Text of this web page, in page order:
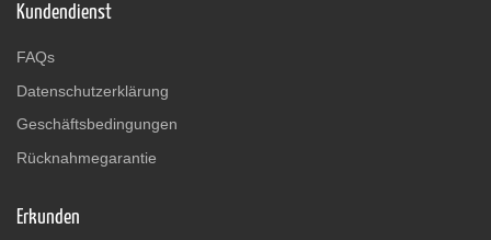
Kundendienst
FAQs
Datenschutzerklärung
Geschäftsbedingungen
Rücknahmegarantie
Erkunden